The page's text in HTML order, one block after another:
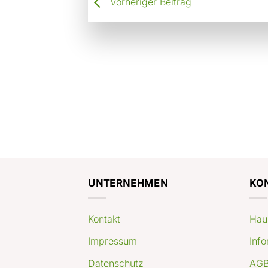
UNTERNEHMEN
Kontakt
Impressum
Datenschutz